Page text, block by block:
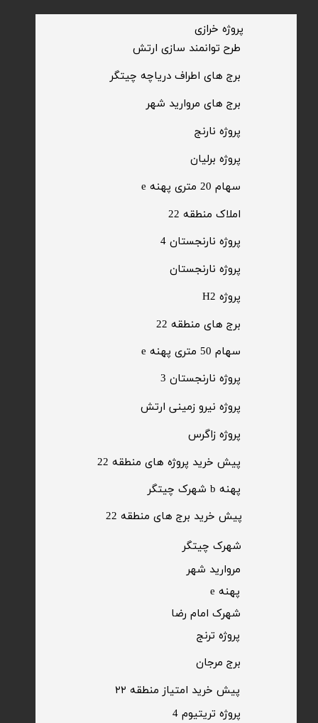
​طرح توانمند سازی ارتش
پیش خرید برج های منطقه 22
سهام 20 متری پهنه e​​​​​​​
​سهام 50 متری پهنه e
پهنه b شهرک چیتگر
​املاک منطقه 22
برج های منطقه 22
پیش خرید پروژه های منطقه 22
​پروژه خرازی
پروژه برلیان
پروژه H2
​پروژه زاگرس
​پروژه ترنج
​پروژه نارنج
​پروژه نارنجستان
​پروژه نیرو زمینی ارتش
​برج های اطراف دریاچه چیتگر
​برج های مروارید شهر
پروژه نارنجستان 4
​پروژه نارنجستان 3
​شهرک چیتگر
مروارید شهر​​​​​​​
شهرک امام رضا
پهنه e
برج مرجان
پیش خرید امتیاز منطقه ۲۲​​​​​​​
پروژه تریتیوم 4